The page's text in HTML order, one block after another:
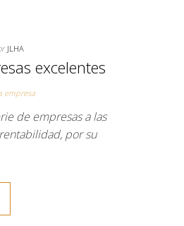
JLHA
excelentes
empresa
de empresas a las
por su